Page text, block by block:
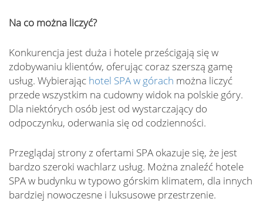
Na co można liczyć?
Konkurencja jest duża i hotele prześcigają się w
zdobywaniu klientów, oferując coraz szerszą gamę
usług. Wybierając hotel SPA w górach można liczyć
przede wszystkim na cudowny widok na polskie góry.
Dla niektórych osób jest od wystarczający do
odpoczynku, oderwania się od codzienności.
Przeglądaj strony z ofertami SPA okazuje się, że jest
bardzo szeroki wachlarz usług. Można znaleźć hotele
SPA w budynku w typowo górskim klimatem, dla innych
bardziej nowoczesne i luksusowe przestrzenie.